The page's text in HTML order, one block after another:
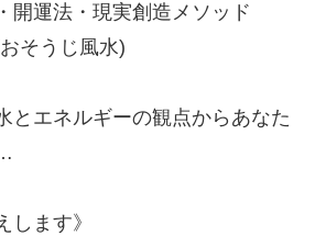
開運法・現実創造メソッド
そうじ風水)
とエネルギーの観点からあなた
します》